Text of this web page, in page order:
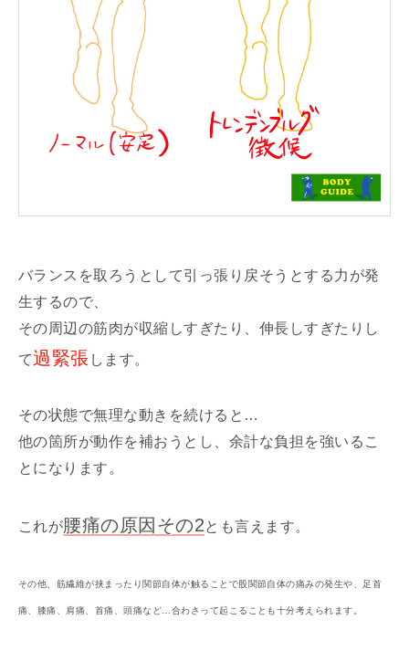
バランスを取ろうとして引っ張り戻そうとする力が発
生するので、
その周辺の筋肉が収縮しすぎたり、伸長しすぎたりし
て過緊張 します。
その状態で無理な動きを続けると…
他の箇所が動作を補おうとし、余計な負担を強いるこ
とになります。
これが腰痛の原因その2とも言えます。
その他、筋繊維が挟まったり関節自体が触ることで股関節自体の痛みの発生や、足首
痛、膝痛、肩痛、首痛、頭痛など…合わさって起こることも十分考えられます。